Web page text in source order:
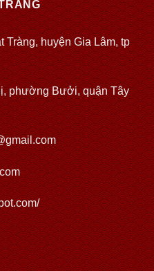
Tràng, huyện Gia Lâm, tp
phường Bưởi, quận Tây